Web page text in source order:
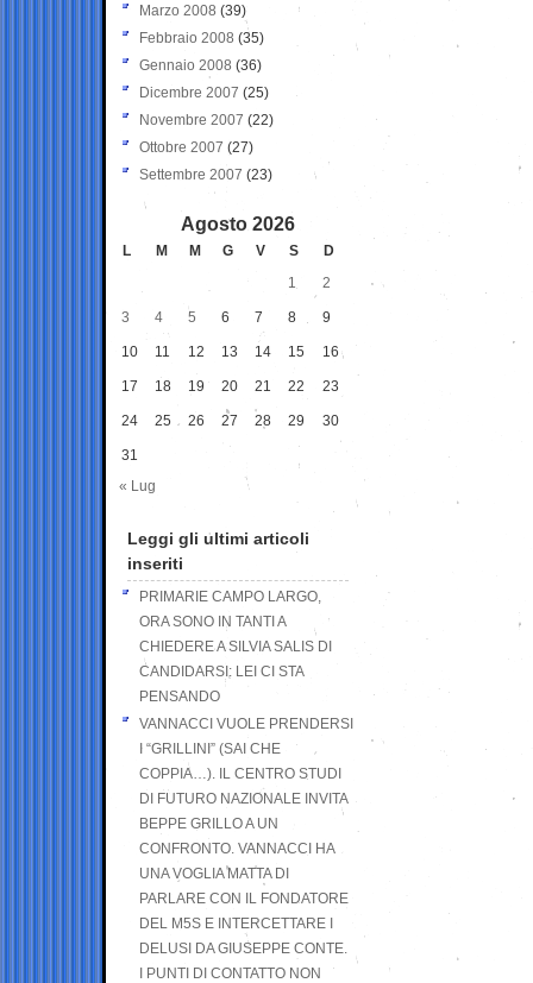
Marzo 2008 (39)
Febbraio 2008 (35)
Gennaio 2008 (36)
Dicembre 2007 (25)
Novembre 2007 (22)
Ottobre 2007 (27)
Settembre 2007 (23)
Agosto 2026
L M M G V S
D
1
2
3 4 5 6 7 8 9
10 11 12 13 14 15 16
17 18 19 20 21 22 23
24 25 26 27 28 29 30
31
« Lug
Leggi gli ultimi articoli
inseriti
PRIMARIE CAMPO LARGO,
ORA SONO IN TANTI A
CHIEDERE A SILVIA SALIS DI
CANDIDARSI: LEI CI STA
PENSANDO
VANNACCI VUOLE PRENDERSI
I “GRILLINI” (SAI CHE
COPPIA…). IL CENTRO STUDI
DI FUTURO NAZIONALE INVITA
BEPPE GRILLO A UN
CONFRONTO. VANNACCI HA
UNA VOGLIA MATTA DI
PARLARE CON IL FONDATORE
DEL M5S E INTERCETTARE I
DELUSI DA GIUSEPPE CONTE.
I PUNTI DI CONTATTO NON